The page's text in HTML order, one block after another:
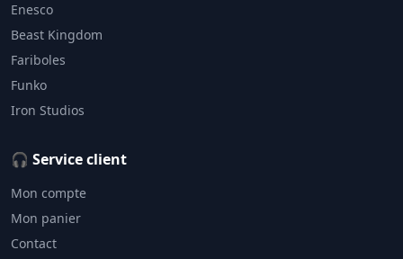
Enesco
Beast Kingdom
Fariboles
Funko
Iron Studios
🎧 Service client
Mon compte
Mon panier
Contact